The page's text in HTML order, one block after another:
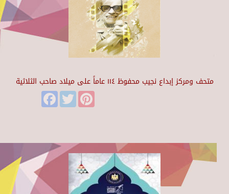
متحف ومركز إبداع نجيب محفوظ ١١٤ عاماً على ميلاد صاحب الثلاثية
FacebookTwitter